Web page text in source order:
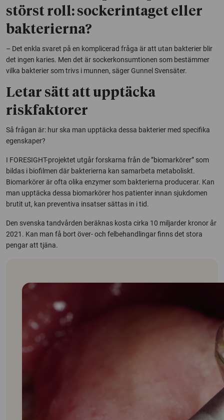
störst roll: sockerintaget eller
bakterierna?
– Det enkla svaret på en komplicerad fråga är att utan bakterier blir
det ingen karies. Men det är sockerkonsumtionen som bestämmer
vilka bakterier som trivs i munnen, säger Gunnel Svensäter.
Letar sätt att upptäcka
riskfaktorer
Så frågan är: hur ska man upptäcka dessa bakterier med specifika
egenskaper?
I FORESIGHT-projektet utgår forskarna från de ”biomarkörer” som
bildas i biofilmen där bakterierna kan samarbeta metaboliskt.
Biomarkörer är ofta olika enzymer som bakterierna producerar. Kan
man upptäcka dessa biomarkörer hos patienter innan sjukdomen
brutit ut, kan preventiva insatser sättas in i tid.
Den svenska tandvården beräknas kosta cirka 10 miljarder kronor år
2021. Kan man få bort över- och felbehandlingar finns det stora
pengar att tjäna.